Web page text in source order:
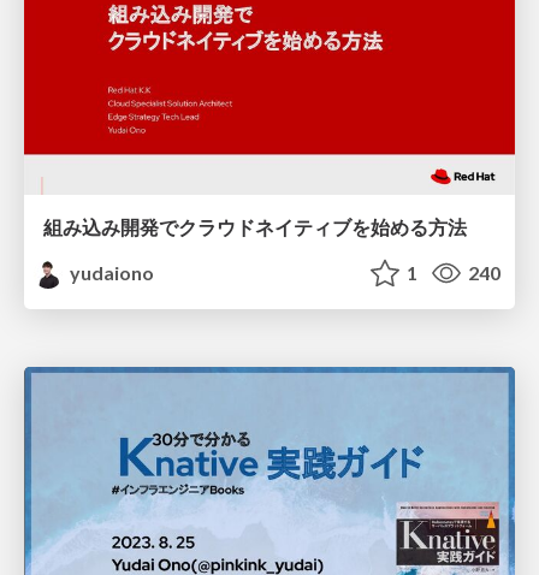
組み込み開発でクラウドネイティブを始める方法
yudaiono
1 240